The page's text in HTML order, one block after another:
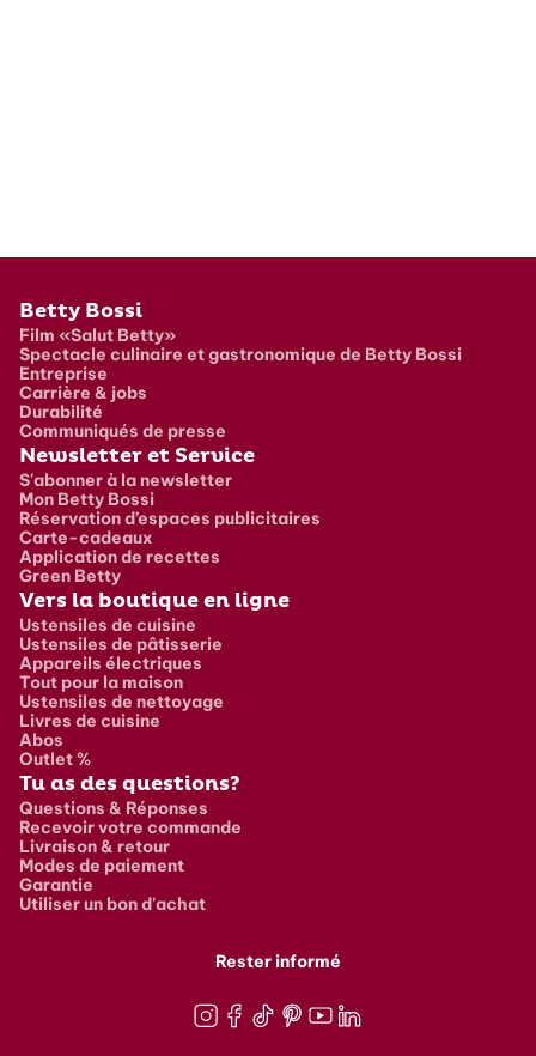
Pied de page
Betty Bossi
Film «Salut Betty»
Spectacle culinaire et gastronomique de Betty Bossi
Entreprise
Carrière & jobs
Durabilité
Communiqués de presse
Newsletter et Service
S'abonner à la newsletter
Mon Betty Bossi
Réservation d’espaces publicitaires
Carte-cadeaux
Application de recettes
Green Betty
Vers la boutique en ligne
Ustensiles de cuisine
Ustensiles de pâtisserie
Appareils électriques
Tout pour la maison
Ustensiles de nettoyage
Livres de cuisine
Abos
Outlet %
Tu as des questions?
Questions & Réponses
Recevoir votre commande
Livraison & retour
Modes de paiement
Garantie
Utiliser un bon d'achat
Rester informé